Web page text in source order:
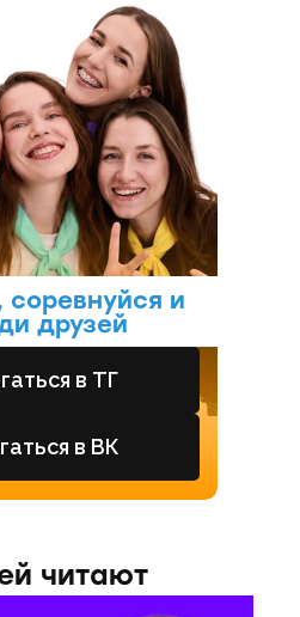
соревнуйся и
друзей
в ТГ
в ВК
читают